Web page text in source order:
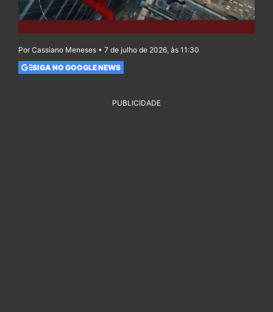
Por Cassiano Meneses • 7 de julho de 2026, às 11:30
SIGA NO GOOGLE NEWS
PUBLICIDADE